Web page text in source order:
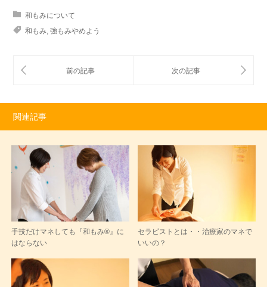
和もみについて
和もみ 強もみやめよう
関連記事
手技だけマネしても『和もみ®』に
はならない
セラピストとは・・治療家のマネで
いいの？